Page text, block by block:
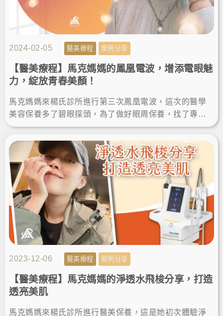
2024-02-05 醫美療程 案例分享
【醫美療程】馬克媽媽的鳳凰電波，增添電眼魅
力，綻放青春美顏！
馬克媽媽來楊氏診所進行第三次鳳凰電波，這次的醫學
美容保養多了碧眼探頭，為了做好眼周保養，找了專業
親切的楊名錦醫師操作，一起來看療程後的緊緻效果
吧！LineID:@ asir-rodin
2023-12-06 醫美療程 案例分享
【醫美療程】馬克媽媽的淨透水飛梭分享，打造
透亮美肌
馬克媽媽來楊氏診所進行醫美保養，這是她初次體驗淨